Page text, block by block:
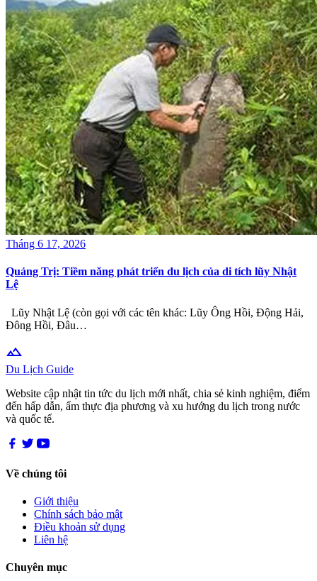
Tháng 6 17, 2026
Quảng Trị: Tiềm năng phát triển du lịch của di tích lũy Nhật
Lệ
Lũy Nhật Lệ (còn gọi với các tên khác: Lũy Ông Hồi, Động Hải,
Đông Hồi, Đâu…
terrain
Du Lịch Guide
Website cập nhật tin tức du lịch mới nhất, chia sẻ kinh nghiệm, điểm
đến hấp dẫn, ẩm thực địa phương và xu hướng du lịch trong nước
và quốc tế.
Về chúng tôi
Giới thiệu
Chính sách bảo mật
Điều khoản sử dụng
Liên hệ
Chuyên mục